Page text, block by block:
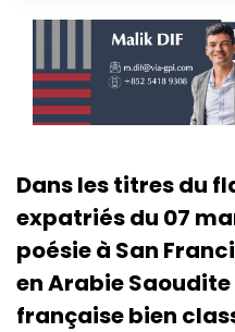
Dans les titres du
expatriés du 07
poésie à San
en Arabie
française bien